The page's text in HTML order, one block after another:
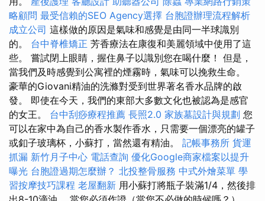
略顧問 最受信賴的SEO Agency選擇 台胞證辦理流程解析
成立公司 這樣做的原因是氣味和感覺是由同一半球識別
的。 台中脊椎矯正 芳香療法在康復和美麗領域中使用了這
些。 嘗試閉上眼睛，握住鼻子以識別您在喝什麼！ 但是，
當我們及時感覺到公寓裡的煙霧時，氣味可以挽救生命。
豪華的Giovani精油的洗滌對受到世界著名香水品牌的啟
發。 即使在今天，我們的東部大多數文化也被認為是感官
的女王。 台中刮痧療程推薦 長照2.0 家族墓設計與規劃 您
可以在家中為自己的香水製作香水，只需要一個漂亮的罐子
或釦子玻璃杯，小蘇打，當然還有精油。 記帳事務所 貨運
抓漏 新竹月子中心 電話查詢 優化Google商家檔案以提升
曝光 台胞證過期怎麼辦？ 北投整骨服務 中式外燴菜單 學
習按摩技巧課程 老屋翻新 用小蘇打將瓶子裝滿1/4，然後排